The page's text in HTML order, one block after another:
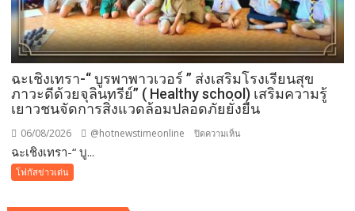
ฉะเชิงเทรา-​“ บูรพาพาวเวอร์ ” ส่งเสริมโรงเรียนสุข
ภาวะดีด้วยจุลินทรีย์” ( Healthy school) เสริมความรู้
เยาวชนจัดการสิ่งแวดล้อมปลอดภัยยั่งยืน
06/08/2026 @hotnewstimeonline ปิดความเห็น
ฉะเชิงเทรา-​“ บู...
โฟกัสข่าวเด่น